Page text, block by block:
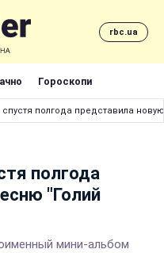
rbc.ua
Гороскопи
спустя полгода представила
полгода
"Голий
мини-альбом